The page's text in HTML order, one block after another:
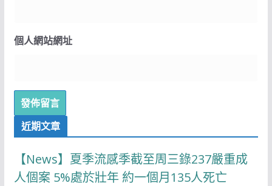
個人網站網址
近期文章
【News】夏季流感季截至周三錄237嚴重成
人個案 5%處於壯年 約一個月135人死亡